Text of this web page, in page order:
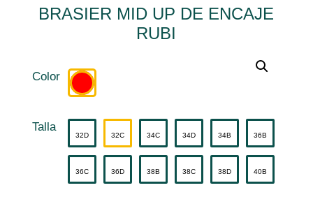
BRASIER MID UP DE ENCAJE
RUBI
Color
Talla
32D 32C 34C 34D 34B 36B
36C 36D 38B 38C 38D 40B